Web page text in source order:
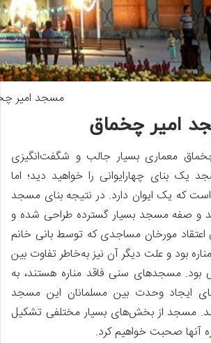
مسجد امیر
امیر چخماق
معماری بسیار جالب و شگفت‌انگیزی
یک بنای چهارایوانی را خواهید دید؛ اما
که یک ایوان دارد. در نتیجه بنای مسجد
و صفه مسجد بسیار گسترده طراحی شده و
اعتقاد مورخان مساجدی که توسط بانی خانم
بود و علت دیگر آن نیز به‌خاطر تفاوت بین
مسجد‌های سنی فاقد مناره هستند، به
ایجاد وحدت بین مسلمانان این مسجد
مسجد از بخش‌های بسیار مختلفی تشکیل
آنها صحبت خواهیم کرد.